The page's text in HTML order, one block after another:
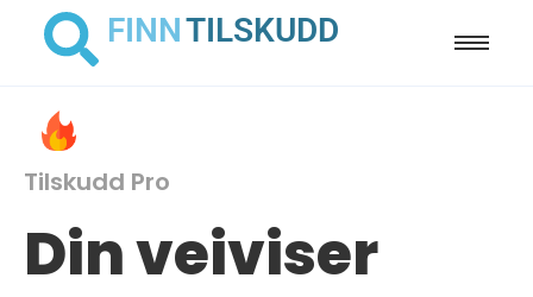
FINNTILSKUDD
Tilskudd Pro
Din veiviser